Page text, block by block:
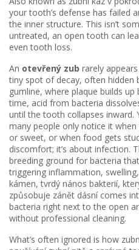
your tooth’s defense has failed
the inner structure. This isn’t
untreated, an open tooth can
even tooth loss.
An otevřený zub rarely
tiny spot of decay, often hidden
gumline, where plaque builds
time, acid from bacteria
until the tooth collapses
many people only notice it
or sweet, or when food gets
discomfort; it’s about infection.
breeding ground for bacteria
triggering inflammation,
kámen,tvrdý nános bakterií,
způsobuje zánět dásnícomes
bacteria right next to the open
without professional cleaning.
What’s often ignored is how